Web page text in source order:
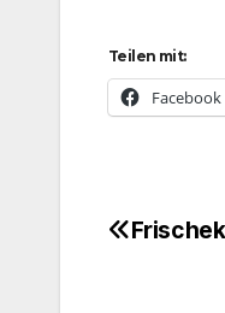
Teilen mit:
Facebook